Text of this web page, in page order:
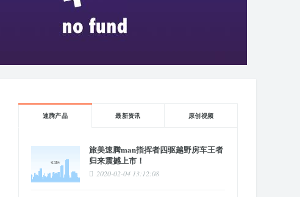
速腾产品 最新资讯 原创视频
旅美速腾man指挥者四驱越野房车王者
归来震撼上市！
2020-02-04 13:12:08